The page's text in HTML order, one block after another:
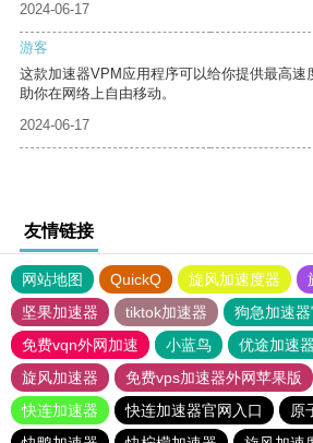
2024-06-17
游客
这款加速器VPM应用程序可以给你提供最高速
助你在网络上自由移动。
2024-06-17
友情链接
网站地图 QuickQ 旋风加速度器
坚果加速器
tiktok加速器
狗急加速
免费vqn外网加速
小蓝鸟 优途加速
旋风加速器
免费vps加速器外网苹果版
快连加速器
快连加速器官网入口
原